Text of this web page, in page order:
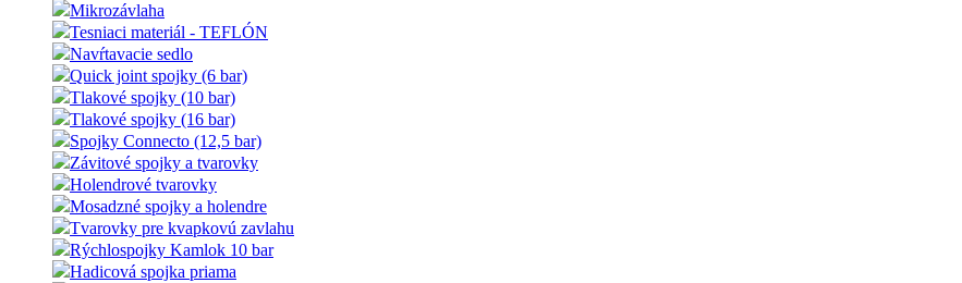
Mikrozávlaha
Tesniaci materiál - TEFLÓN
Navŕtavacie sedlo
Quick joint spojky (6 bar)
Tlakové spojky (10 bar)
Tlakové spojky (16 bar)
Spojky Connecto (12,5 bar)
Závitové spojky a tvarovky
Holendrové tvarovky
Mosadzné spojky a holendre
Tvarovky pre kvapkovú zavlahu
Rýchlospojky Kamlok 10 bar
Hadicová spojka priama